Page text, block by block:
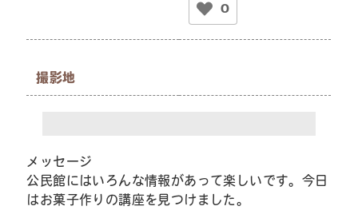
0
撮影地
メッセージ
公民館にはいろんな情報があって楽しいです。今日
はお菓子作りの講座を見つけました。